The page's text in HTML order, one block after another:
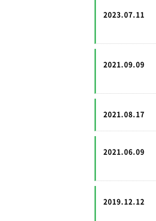
2023.07.11
2021.09.09
2021.08.17
2021.06.09
2019.12.12